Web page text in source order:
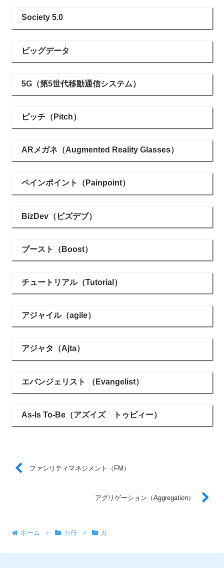
Society 5.0
ビッグデータ
5G（第5世代移動通信システム）
ピッチ（Pitch）
ARメガネ（Augmented Reality Glasses）
ペインポイント（Painpoint）
BizDev（ビズデブ）
ブースト（Boost）
チュートリアル（Tutorial）
アジャイル（agile）
アジャタ（Ajta）
エバンジェリスト （Evangelist）
As-Is To-Be（アズイズ トゥビィー）
ファシリティマネジメント（FM）
アグリゲーション（Aggregation）
ホーム カ行 カ